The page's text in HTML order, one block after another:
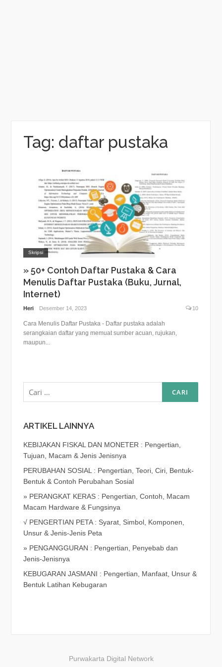
Tag: daftar pustaka
Skripsi
» 50+ Contoh Daftar Pustaka & Cara
Menulis Daftar Pustaka (Buku, Jurnal,
Internet)
Heri Desember 14, 2023 10
Cara Menulis Daftar Pustaka - Daftar pustaka adalah
serangkaian daftar yang memuat sumber acuan, rujukan,
maupun...
Cari
untuk:
ARTIKEL LAINNYA
KEBIJAKAN FISKAL DAN MONETER : Pengertian,
Tujuan, Macam & Jenis Jenisnya
PERUBAHAN SOSIAL : Pengertian, Teori, Ciri, Bentuk-
Bentuk & Contoh Perubahan Sosial
» PERANGKAT KERAS : Pengertian, Contoh, Macam
Macam Hardware & Fungsinya
√ PENGERTIAN PETA : Syarat, Simbol, Komponen,
Unsur & Jenis-Jenis Peta
» PENGANGGURAN : Pengertian, Penyebab dan
Jenis-Jenisnya
KEBUGARAN JASMANI : Pengertian, Manfaat, Unsur &
Bentuk Latihan Kebugaran
Purwakarta Digital Network